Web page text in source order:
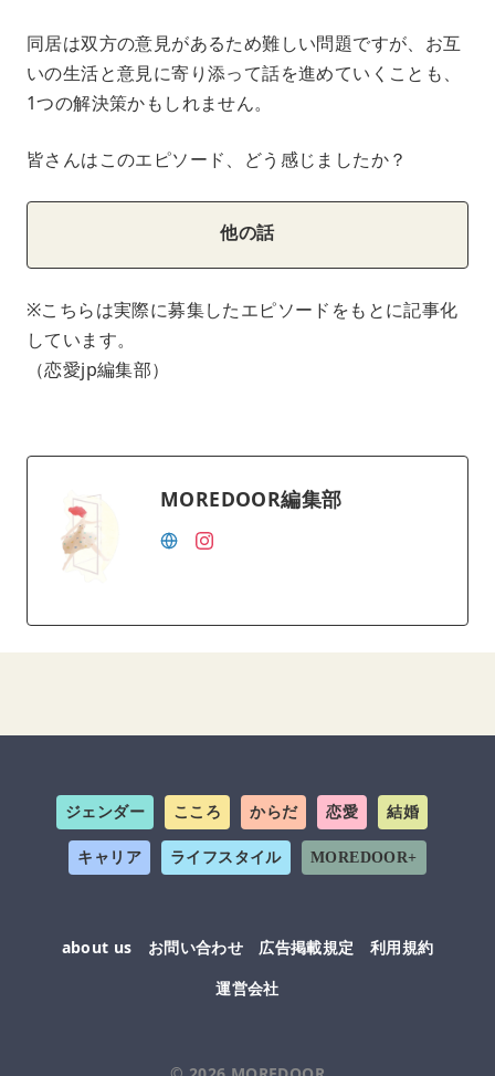
同居は双方の意見があるため難しい問題ですが、お互
いの生活と意見に寄り添って話を進めていくことも、
1つの解決策かもしれません。
皆さんはこのエピソード、どう感じましたか？
他の話
※こちらは実際に募集したエピソードをもとに記事化
しています。
（恋愛jp編集部）
MOREDOOR編集部
ジェンダー こころ からだ 恋愛 結婚
キャリア ライフスタイル MOREDOOR+
about us お問い合わせ 広告掲載規定
利用規約
運営会社